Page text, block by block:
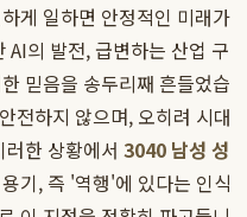
게 일하면 안정적인 미래가
의 발전, 급변하는 산업 구
믿음을 송두리째 흔들었습
전하지 않으며, 오히려 시대
한 상황에서 3040 남성 성
기, 즉 '역행'에 있다는 인식